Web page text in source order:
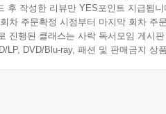
후 작성한 리뷰만 YES포인트 지급됩니
차 주문확정 시점부터 마지막 회차 주
진행된 클래스는 사락 독서모임 게시
LP, DVD/Blu-ray, 패션 및 판매금지 상